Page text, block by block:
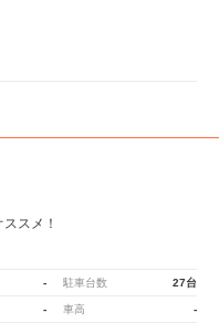
スメ！
- 駐車台数 27台
- 車高 -